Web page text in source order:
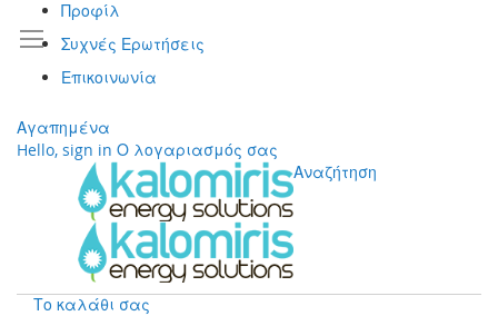
Προφίλ
Συχνές Ερωτήσεις
Επικοινωνία
Αγαπημένα
Hello, sign in Ο λογαριασμός σας
Αναζήτηση
Το καλάθι σας